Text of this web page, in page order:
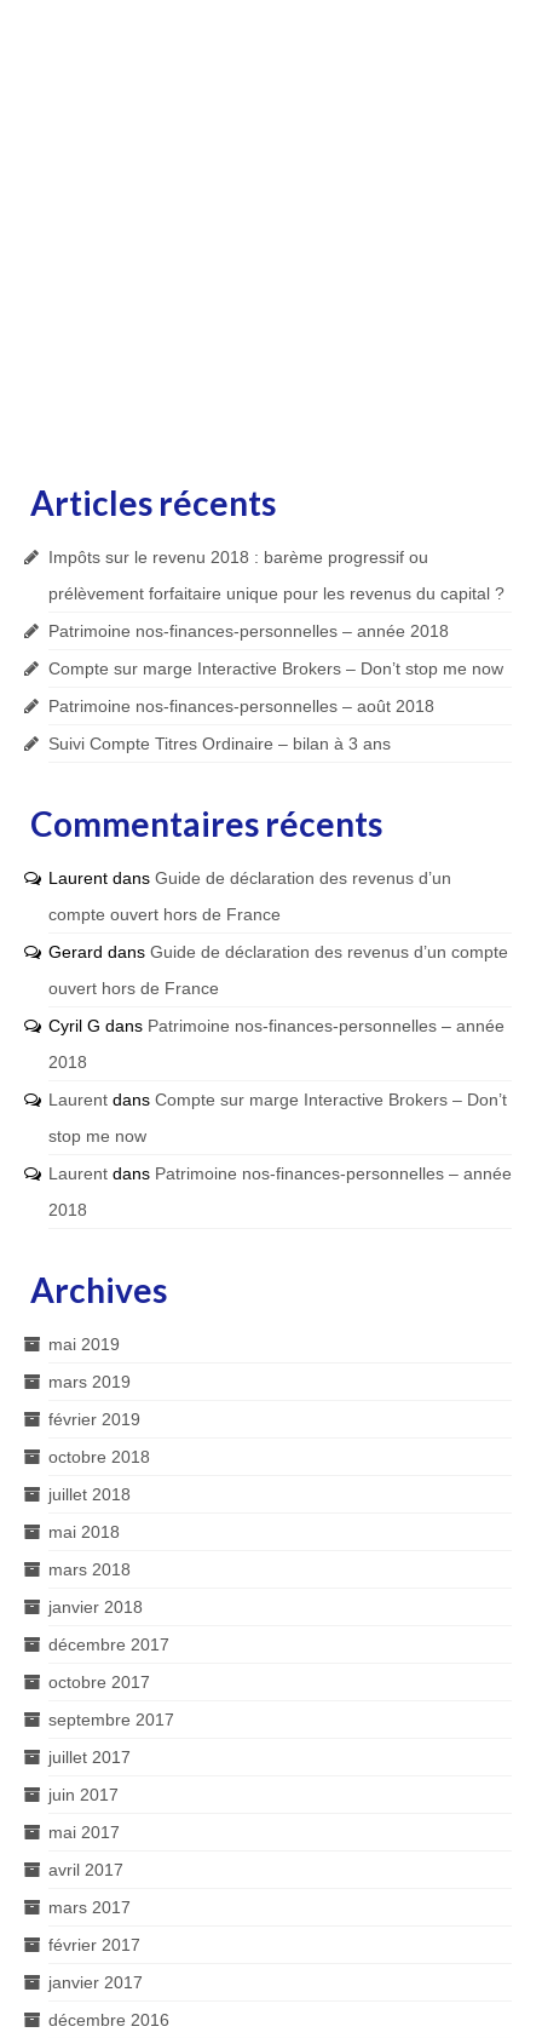
Articles récents
Impôts sur le revenu 2018 : barème progressif ou
prélèvement forfaitaire unique pour les revenus du capital ?
Patrimoine nos-finances-personnelles – année 2018
Compte sur marge Interactive Brokers – Don’t stop me now
Patrimoine nos-finances-personnelles – août 2018
Suivi Compte Titres Ordinaire – bilan à 3 ans
Commentaires récents
Laurent dans Guide de déclaration des revenus d’un
compte ouvert hors de France
Gerard dans Guide de déclaration des revenus d’un compte
ouvert hors de France
Cyril G dans Patrimoine nos-finances-personnelles – année
2018
Laurent dans Compte sur marge Interactive Brokers – Don’t
stop me now
Laurent dans Patrimoine nos-finances-personnelles – année
2018
Archives
mai 2019
mars 2019
février 2019
octobre 2018
juillet 2018
mai 2018
mars 2018
janvier 2018
décembre 2017
octobre 2017
septembre 2017
juillet 2017
juin 2017
mai 2017
avril 2017
mars 2017
février 2017
janvier 2017
décembre 2016